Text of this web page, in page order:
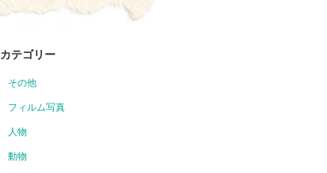
カテゴリー
その他
フィルム写真
人物
動物